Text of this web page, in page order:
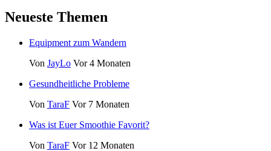
Neueste Themen
Equipment zum Wandern
Von JayLo Vor 4 Monaten
Gesundheitliche Probleme
Von TaraF Vor 7 Monaten
Was ist Euer Smoothie Favorit?
Von TaraF Vor 12 Monaten